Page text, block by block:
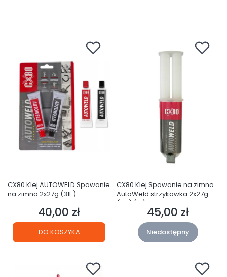
CX80 Klej AUTOWELD Spawanie
na zimno 2x27g (31E)
Cena
40,00 zł
DO KOSZYKA
CX80 Klej Spawanie na zimno
AutoWeld strzykawka 2x27g
(31F) (S1)
Cena
45,00 zł
Niedostępny